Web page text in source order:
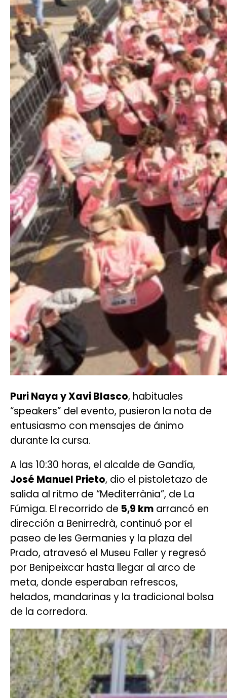
Puri Naya y Xavi Blasco, habituales
“speakers” del evento, pusieron la nota de
entusiasmo con mensajes de ánimo
durante la cursa.
A las 10:30 horas, el alcalde de Gandía,
José Manuel Prieto, dio el pistoletazo de
salida al ritmo de “Mediterrània”, de La
Fúmiga. El recorrido de 5,9 km arrancó en
dirección a Benirredrà, continuó por el
paseo de les Germanies y la plaza del
Prado, atravesó el Museu Faller y regresó
por Benipeixcar hasta llegar al arco de
meta, donde esperaban refrescos,
helados, mandarinas y la tradicional bolsa
de la corredora.